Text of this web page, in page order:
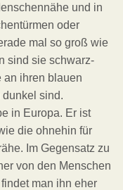
und in
oder
mal so groß wie
sind sie schwarz-
an ihren blauen
sind.
in Europa. Er ist
die ohnehin für
Im Gegensatz zu
von den Menschen
man ihn eher